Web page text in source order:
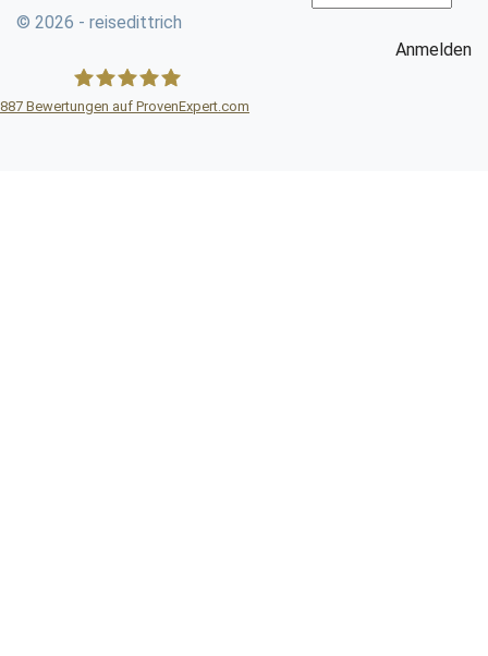
© 2026 - reisedittrich
Anmelden
887 Bewertungen auf ProvenExpert.com